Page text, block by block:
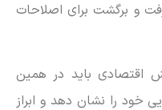
و برگشت برای اصلاحات
اقتصادی باید در همین
خود را نشان دهد و ابراز